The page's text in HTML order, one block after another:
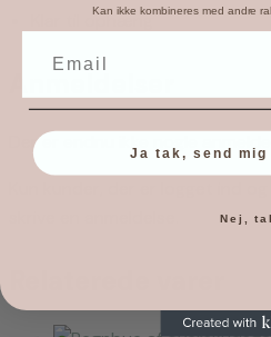
Klar til ophæng
Der er endnu ikke nogle
Kan ikke kombineres med andre
Ja tak, send mig
Nej,